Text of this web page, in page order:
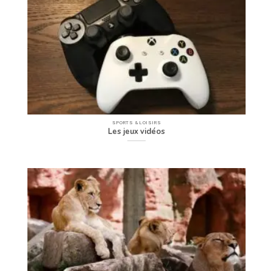
SPORTS & LOISIRS
Les jeux vidéos